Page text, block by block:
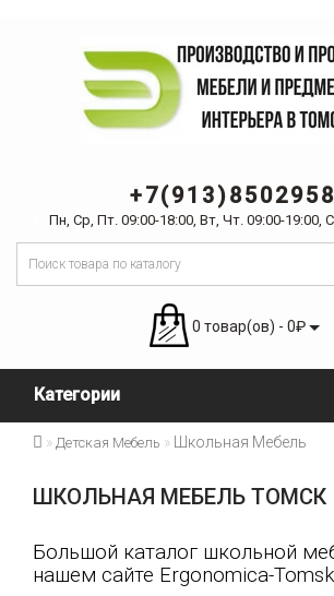
+7(913)8502958
Пн, Ср, Пт. 09:00-18:00, Вт, Чт. 09:00-19:00,
0 товар(ов) - 0₽
Категории
Детская Мебель Школьная Мебель
ШКОЛЬНАЯ МЕБЕЛЬ ТОМСК
Большой каталог школьной
нашем сайте Ergonomica-Tomsk